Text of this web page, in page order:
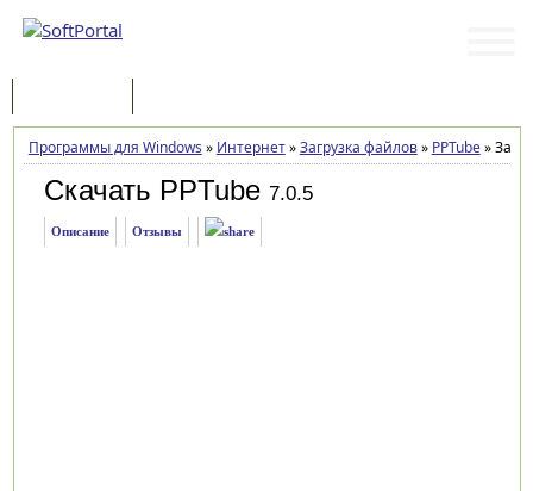
Программы для Windows » Интернет»Загрузка файлов» PPTube»
Скачать PPTube 7.0.5
Описание Отзывы